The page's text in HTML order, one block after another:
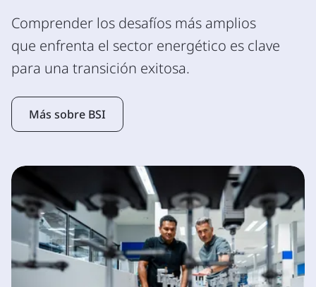
Comprender los desafíos más amplios
que enfrenta el sector energético es clave
para una transición exitosa.
Más sobre BSI